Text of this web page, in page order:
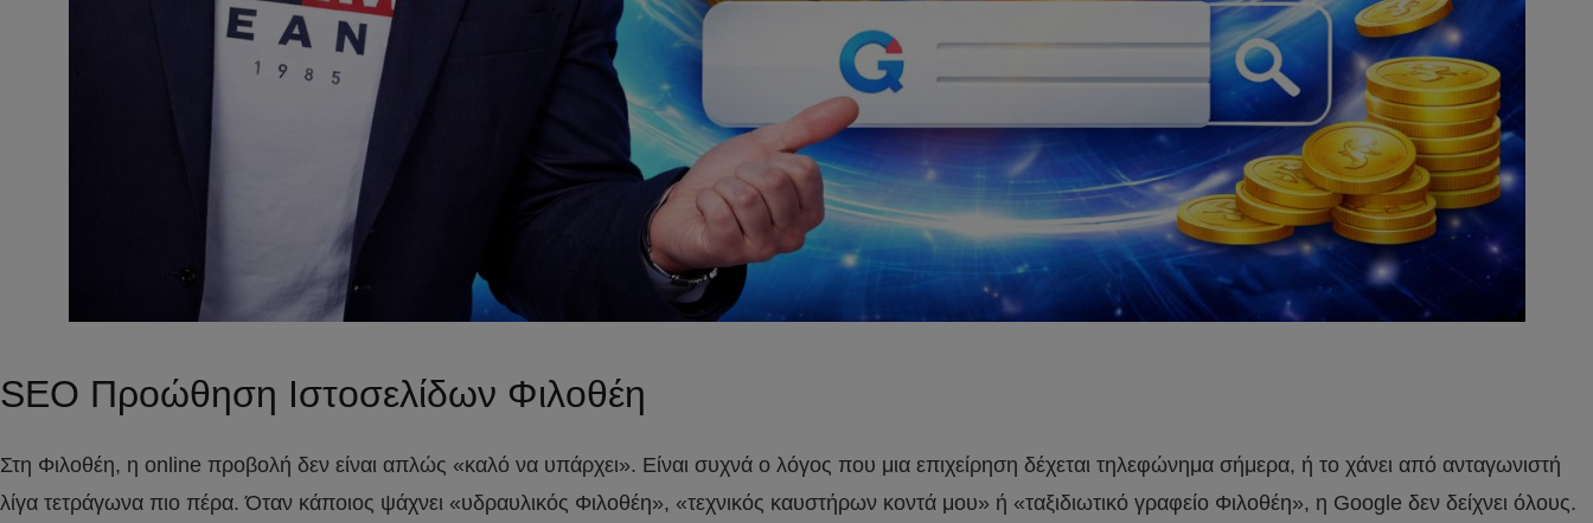
SEO Προώθηση Ιστοσελίδων Φιλοθέη
Στη Φιλοθέη, η online προβολή δεν είναι απλώς «καλό να υπάρχει». Είναι συχνά ο λόγος που μια επιχείρηση δέχεται τηλεφώνημα σήμερα, ή το χάνει από ανταγωνιστή
λίγα τετράγωνα πιο πέρα. Όταν κάποιος ψάχνει «υδραυλικός Φιλοθέη», «τεχνικός καυστήρων κοντά μου» ή «ταξιδιωτικό γραφείο Φιλοθέη», η Google δεν δείχνει όλους.